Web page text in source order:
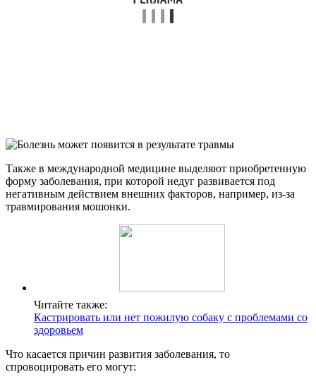
Также в международной медицине выделяют приобретенную
форму заболевания, при которой недуг развивается под
негативным действием внешних факторов, например, из-за
травмирования мошонки.
Читайте также:
Кастрировать или нет пожилую собаку с проблемами со
здоровьем
Что касается причин развития заболевания, то
спровоцировать его могут: